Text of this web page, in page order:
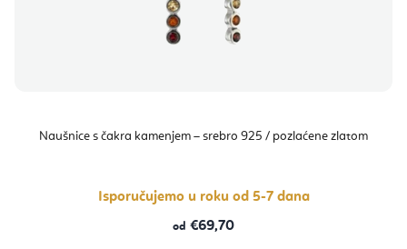
Naušnice s čakra kamenjem – srebro 925 / pozlaćene zlatom
Isporučujemo u roku od 5-7 dana
od €69,70